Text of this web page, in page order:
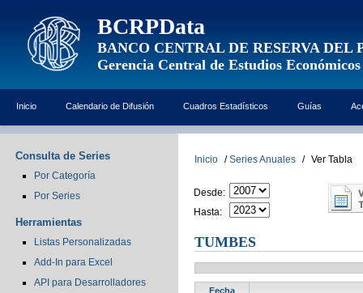
BCRPData
BANCO CENTRAL DE RESERVA DEL
Gerencia Central de Estudios Económicos
Inicio Calendario de Difusión Cuadros Estadísticos Guías
Consulta de Series
Por Categoría
Por Series
Herramientas
Listas Personalizadas
Add-In para Excel
API para Desarrolladores
Inicio / Series Anuales / Ver Tabla
Desde:
Hasta:
TUMBES
Fecha